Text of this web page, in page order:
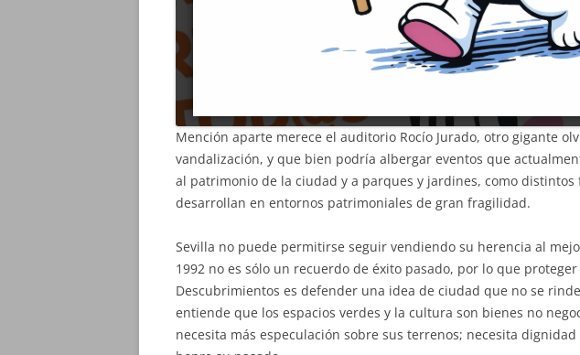
Mención aparte merece el auditorio Rocío Jurado, otro gigante
vandalización, y que bien podría albergar eventos que
al patrimonio de la ciudad y a parques y jardines, como distintos
desarrollan en entornos patrimoniales de gran fragilidad.
Sevilla no puede permitirse seguir vendiendo su herencia al
1992 no es sólo un recuerdo de éxito pasado, por lo que proteger
Descubrimientos es defender una idea de ciudad que no se
entiende que los espacios verdes y la cultura son bienes no
necesita más especulación sobre sus terrenos; necesita